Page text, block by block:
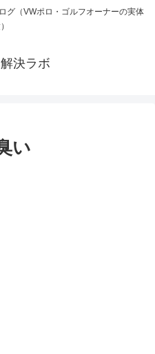
グ（VWポロ・ゴルフオーナーの実体
決ラボ
い